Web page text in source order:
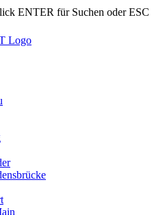
ENTER für Suchen oder ESC